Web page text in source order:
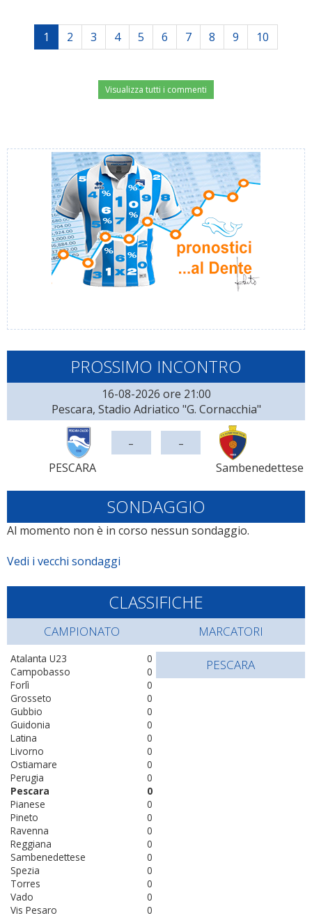
1 2 3 4 5 6 7 8 9 10
Visualizza tutti i commenti
PROSSIMO INCONTRO
16-08-2026 ore 21:00
Pescara, Stadio Adriatico "G. Cornacchia"
PESCARA
- -
Sambenedettese
SONDAGGIO
Al momento non è in corso nessun sondaggio.
Vedi i vecchi sondaggi
CLASSIFICHE
CAMPIONATO
0
Atalanta U23
0
Campobasso
0
Forlì
0
Grosseto
0
Gubbio
0
Guidonia
0
Latina
0
Livorno
0
Ostiamare
0
Perugia
0
Pescara
0
Pianese
0
Pineto
0
Ravenna
0
Reggiana
0
Sambenedettese
0
Spezia
0
Torres
0
Vado
0
Vis Pesaro
MARCATORI
PESCARA